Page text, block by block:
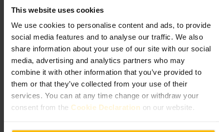
This website uses cookies
We use cookies to personalise content and ads, to provide
social media features and to analyse our traffic. We also
share information about your use of our site with our social
media, advertising and analytics partners who may
combine it with other information that you’ve provided to
them or that they’ve collected from your use of their
services. You can at any time change or withdraw your
consent from the Cookie Declaration on our website.
入口是宽敞的中庭，周围环绕着各类常设展厅。苏格兰历史馆陈列
详实，能看到考古、服饰和社会史物件。科学与工程区有互动装
置，适合孩子动手体验。馆内还能看到有代表性的标本与早期机
械，比如著名的展品与蒸汽机车。部分临时展需要单独安排，但常
设展能覆盖多种兴趣点。
规划您的参观
建议先在入口索取路线图或打开馆内地图，规划好想重点看的展区
以减少来回。上、下层可按照主题顺序参观，遇到大型展品或互动
区可留出额外时间。带上舒适的步行鞋，博物馆内走动较多。馆内